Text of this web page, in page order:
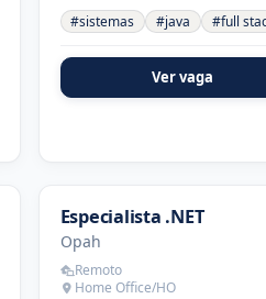
#sistemas
#java #full
Ver vaga
Especialista .NET
Opah
Remoto
Home Office/HO